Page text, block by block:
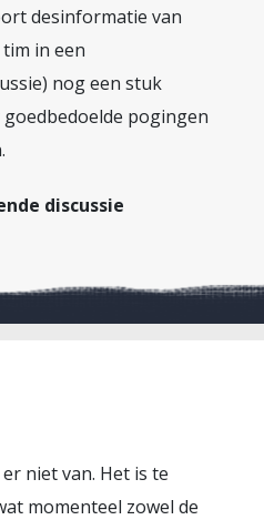
desinformatie van
in een
nog een stuk
pogingen
discussie
niet van. Het is te
momenteel zowel de